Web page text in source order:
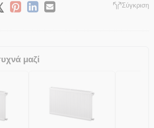
Σύγκριση
μαζί